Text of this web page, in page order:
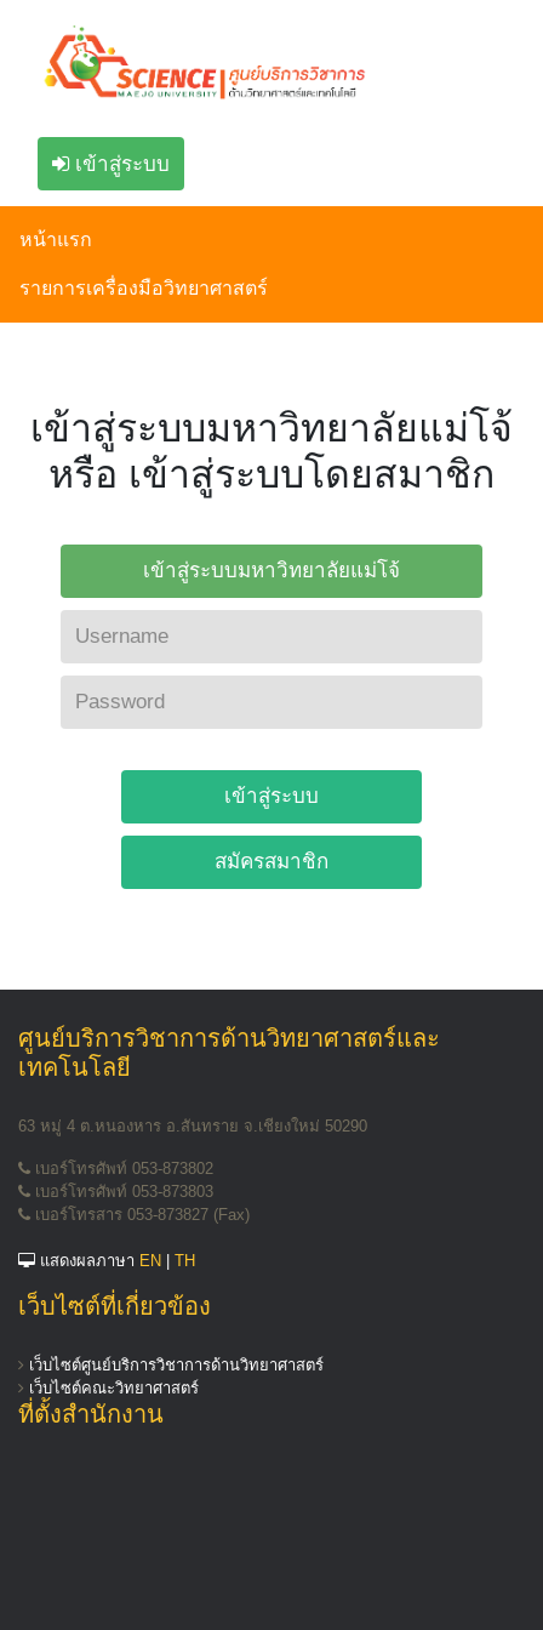
เข้าสู่ระบบ
หน้าแรก
รายการเครื่องมือวิทยาศาสตร์
เข้าสู่ระบบมหาวิทยาลัยแม่โจ้
หรือ เข้าสู่ระบบโดยสมาชิก
เข้าสู่ระบบมหาวิทยาลัยแม่โจ้
ศูนย์บริการวิชาการด้านวิทยาศาสตร์และ
เทคโนโลยี
63 หมู่ 4 ต.หนองหาร อ.สันทราย จ.เชียงใหม่ 50290
เบอร์โทรศัพท์ 053-873802
เบอร์โทรศัพท์ 053-873803
เบอร์โทรสาร 053-873827 (Fax)
แสดงผลภาษา EN TH
เว็บไซต์ที่เกี่ยวข้อง
เว็บไซต์ศูนย์บริการวิชาการด้านวิทยาศาสตร์
เว็บไซต์คณะวิทยาศาสตร์
ที่ตั้งสำนักงาน